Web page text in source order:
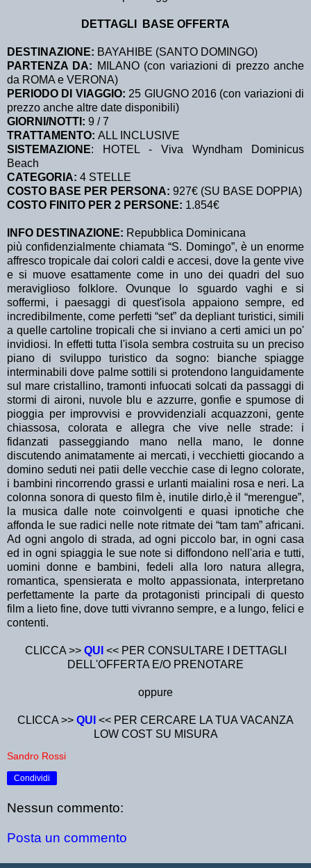
DETTAGLI BASE OFFERTA
DESTINAZIONE: BAYAHIBE (SANTO DOMINGO)
PARTENZA DA: MILANO (con variazioni di prezzo anche
da ROMA e VERONA)
PERIODO DI VIAGGIO: 25 GIUGNO 2016 (con variazioni di
prezzo anche altre date disponibili)
GIORNI/NOTTI: 9 / 7
TRATTAMENTO: ALL INCLUSIVE
SISTEMAZIONE: HOTEL - Viva Wyndham Dominicus
Beach
CATEGORIA: 4 STELLE
COSTO BASE PER PERSONA: 927€ (SU BASE DOPPIA)
COSTO FINITO PER 2 PERSONE: 1.854€
INFO DESTINAZIONE: Repubblica Dominicana
più confidenzialmente chiamata “S. Domingo”, è un enorme
affresco tropicale dai colori caldi e accesi, dove la gente vive
e si muove esattamente come in uno dei quadri del suo
meraviglioso folklore. Ovunque lo sguardo vaghi e si
soffermi, i paesaggi di quest'isola appaiono sempre, ed
incredibilmente, come perfetti “set” da depliant turistici, simili
a quelle cartoline tropicali che si inviano a certi amici un po'
invidiosi. In effetti tutta l'isola sembra costruita su un preciso
piano di sviluppo turistico da sogno: bianche spiagge
interminabili dove palme sottili si protendono languidamente
sul mare cristallino, tramonti infuocati solcati da passaggi di
stormi di aironi, nuvole blu e azzurre, gonfie e spumose di
pioggia per improvvisi e provvidenziali acquazzoni, gente
chiassosa, colorata e allegra che vive nelle strade: i
fidanzati passeggiando mano nella mano, le donne
discutendo animatamente ai mercati, i vecchietti giocando a
domino seduti nei patii delle vecchie case di legno colorate,
i bambini rincorrendo grassi e urlanti maialini rosa e neri. La
colonna sonora di questo film è, inutile dirlo,è il “merengue”,
la musica dalle note coinvolgenti e quasi ipnotiche che
affonda le sue radici nelle note ritmate dei “tam tam” africani.
Ad ogni angolo di strada, ad ogni piccolo bar, in ogni casa
ed in ogni spiaggia le sue note si diffondono nell'aria e tutti,
uomini donne e bambini, fedeli alla loro natura allegra,
romantica, spensierata e molto appassionata, interpretano
perfettamente la parte da protagonisti principali di questo
film a lieto fine, dove tutti vivranno sempre, e a lungo, felici e
contenti.
CLICCA >> QUI << PER CONSULTARE I DETTAGLI
DELL'OFFERTA E/O PRENOTARE
oppure
CLICCA >> QUI << PER CERCARE LA TUA VACANZA
LOW COST SU MISURA
Sandro Rossi
Condividi
Nessun commento:
Posta un commento